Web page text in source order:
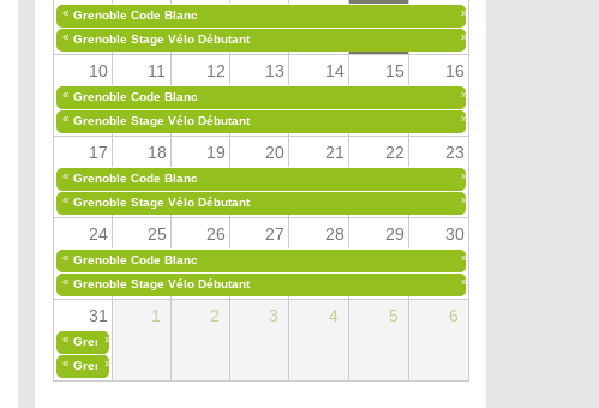
« Grenoble Code Blanc
»
« Grenoble Stage Vélo Débutant »
10 11 12 13 14 15 16
« Grenoble Code Blanc
»
« Grenoble Stage Vélo Débutant »
17 18 19 20 21 22 23
« Grenoble Code Blanc
»
« Grenoble Stage Vélo Débutant »
24 25 26 27 28 29 30
« Grenoble Code Blanc
»
« Grenoble Stage Vélo Débutant »
31 1 2 3 4 5 6
« Grenoble Code Blanc
»
« Grenoble Stage Vélo Débutant
»